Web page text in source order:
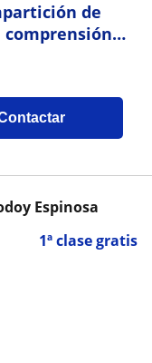
de
comprensión
1ª clase gratis
Espinosa